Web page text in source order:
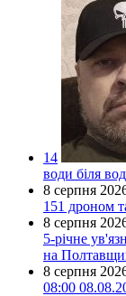
14
води біля
8 серпня
151 дроном
8 серпня
5-річне
на
8 серпня
08:00